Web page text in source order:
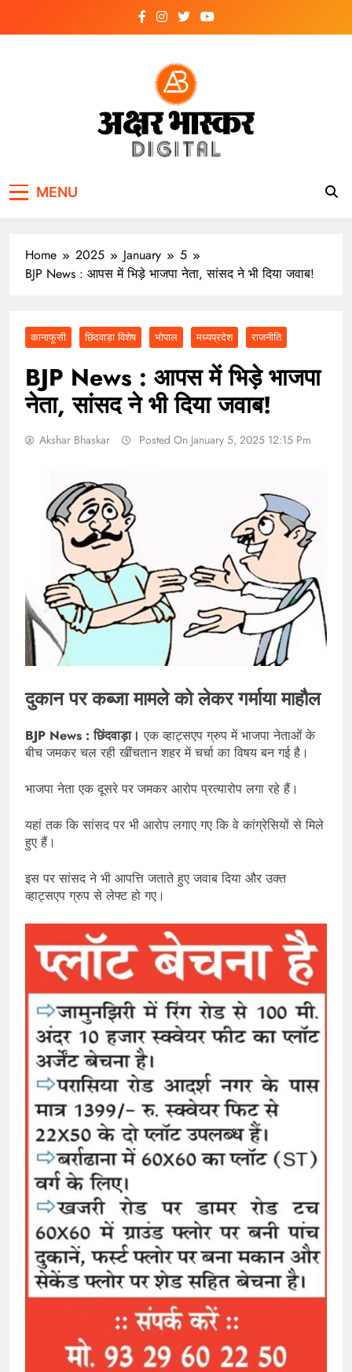
MENU
Home 2025 January
5
BJP News : आपस में भिड़े भाजपा नेता, सांसद ने भी दिया जवाब!
कानाफूसी छिंदवाड़ा विशेष भोपाल मध्यप्रदेश राजनीति
BJP News : आपस में भिड़े भाजपा
नेता, सांसद ने भी दिया जवाब!
Akshar Bhaskar Posted On January 5, 2025 12:15 Pm
दुकान पर कब्जा मामले को लेकर गर्माया माहौल
BJP News : छिंदवाड़ा। एक व्हाट्सएप ग्रुप में भाजपा नेताओं के
बीच जमकर चल रही खींचतान शहर में चर्चा का विषय बन गई है।
भाजपा नेता एक दूसरे पर जमकर आरोप प्रत्यारोप लगा रहे हैं।
यहां तक कि सांसद पर भी आरोप लगाए गए कि वे कांग्रेसियों से मिले
हुए हैं।
इस पर सांसद ने भी आपत्ति जताते हुए जवाब दिया और उक्त
व्हाट्सएप ग्रुप से लेफ्ट हो गए।